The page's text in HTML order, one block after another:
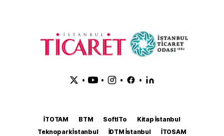
• • • •
İTOTAM BTM SoftITo
Kitap İstanbul
Teknopark İstanbul
İDTM İstanbul
İTOSAM